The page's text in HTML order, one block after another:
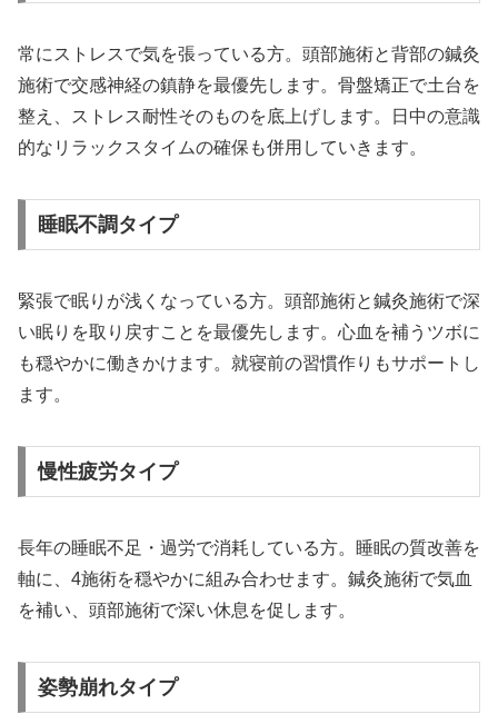
常にストレスで気を張っている方。頭部施術と背部の鍼灸
施術で交感神経の鎮静を最優先します。骨盤矯正で土台を
整え、ストレス耐性そのものを底上げします。日中の意識
的なリラックスタイムの確保も併用していきます。
睡眠不調タイプ
緊張で眠りが浅くなっている方。頭部施術と鍼灸施術で深
い眠りを取り戻すことを最優先します。心血を補うツボに
も穏やかに働きかけます。就寝前の習慣作りもサポートし
ます。
慢性疲労タイプ
長年の睡眠不足・過労で消耗している方。睡眠の質改善を
軸に、4施術を穏やかに組み合わせます。鍼灸施術で気血
を補い、頭部施術で深い休息を促します。
姿勢崩れタイプ